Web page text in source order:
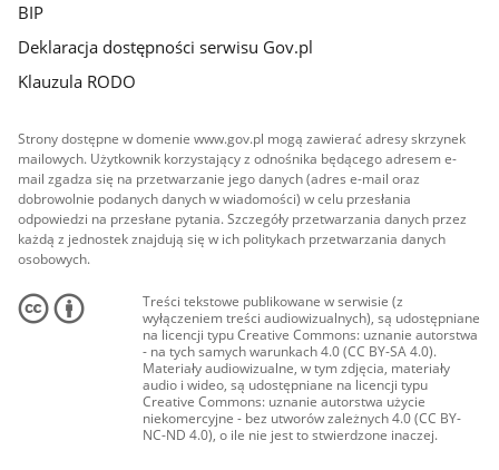
BIP
Deklaracja dostępności serwisu Gov.pl
Klauzula RODO
Strony dostępne w domenie www.gov.pl mogą zawierać adresy skrzynek
mailowych. Użytkownik korzystający z odnośnika będącego adresem e-
mail zgadza się na przetwarzanie jego danych (adres e-mail oraz
dobrowolnie podanych danych w wiadomości) w celu przesłania
odpowiedzi na przesłane pytania. Szczegóły przetwarzania danych przez
każdą z jednostek znajdują się w ich politykach przetwarzania danych
osobowych.
Treści tekstowe publikowane w serwisie (z
wyłączeniem treści audiowizualnych), są udostępniane
na licencji typu Creative Commons: uznanie autorstwa
- na tych samych warunkach 4.0 (CC BY-SA 4.0).
Materiały audiowizualne, w tym zdjęcia, materiały
audio i wideo, są udostępniane na licencji typu
Creative Commons: uznanie autorstwa użycie
niekomercyjne - bez utworów zależnych 4.0 (CC BY-
NC-ND 4.0), o ile nie jest to stwierdzone inaczej.